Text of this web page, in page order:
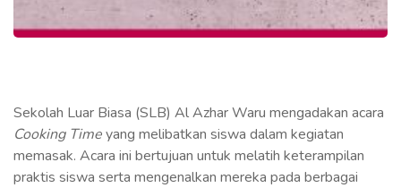
Sekolah Luar Biasa (SLB) Al Azhar Waru mengadakan acara
Cooking Timeyang melibatkan siswa dalam kegiatan
memasak. Acara ini bertujuan untuk melatih keterampilan
praktis siswa serta mengenalkan mereka pada berbagai